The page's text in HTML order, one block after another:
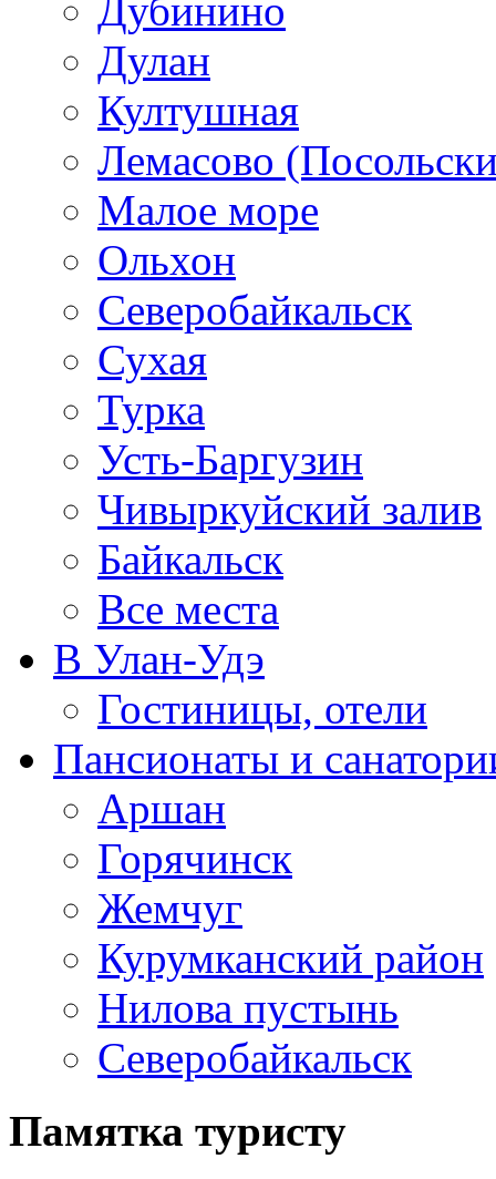
Дубинино
Дулан
Култушная
Лемасово
Малое море
Ольхон
Северобайкальск
Сухая
Турка
Усть-Баргузин
Чивыркуйский залив
Байкальск
Все места
В Улан-Удэ
Гостиницы, отели
Пансионаты и
Аршан
Горячинск
Жемчуг
Курумканский район
Нилова пустынь
Северобайкальск
Памятка туристу